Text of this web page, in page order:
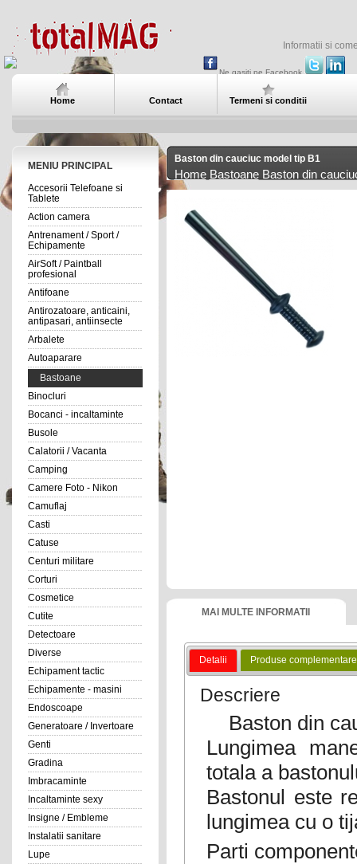
Informatii si
Ne gasiti pe Facebook
Home Contact Termeni si conditii
MENIU PRINCIPAL
Accesorii Telefoane si
Tablete
Action camera
Antrenament / Sport /
Echipamente
AirSoft / Paintball
profesional
Antifoane
Antirozatoare, anticaini,
antipasari, antiinsecte
Arbalete
Autoaparare
Bastoane
Binocluri
Bocanci - incaltaminte
Busole
Calatorii / Vacanta
Camping
Camere Foto - Nikon
Camuflaj
Casti
Catuse
Centuri militare
Corturi
Cosmetice
Cutite
Detectoare
Diverse
Echipament tactic
Echipamente - masini
Endoscoape
Generatoare / Invertoare
Genti
Gradina
Imbracaminte
Incaltaminte sexy
Insigne / Embleme
Instalatii sanitare
Lupe
Baston din cauciuc model tip B1
Home BastoaneBaston din
MAI MULTE INFORMATII
Detalii Produse complementare
Descriere
Baston din
Lungimea
totala a
Bastonul este
lungimea cu o
Parti